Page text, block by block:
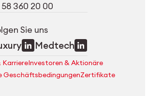
58 360 20 00
Sie uns
Medtech
KarriereInvestoren & Aktionäre
GeschäftsbedingungenZertifikate